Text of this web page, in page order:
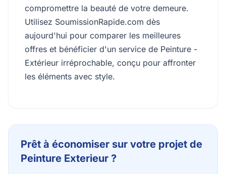
compromettre la beauté de votre demeure.
Utilisez SoumissionRapide.com dès
aujourd'hui pour comparer les meilleures
offres et bénéficier d'un service de Peinture -
Extérieur irréprochable, conçu pour affronter
les éléments avec style.
Prêt à économiser sur votre projet de
Peinture Exterieur ?